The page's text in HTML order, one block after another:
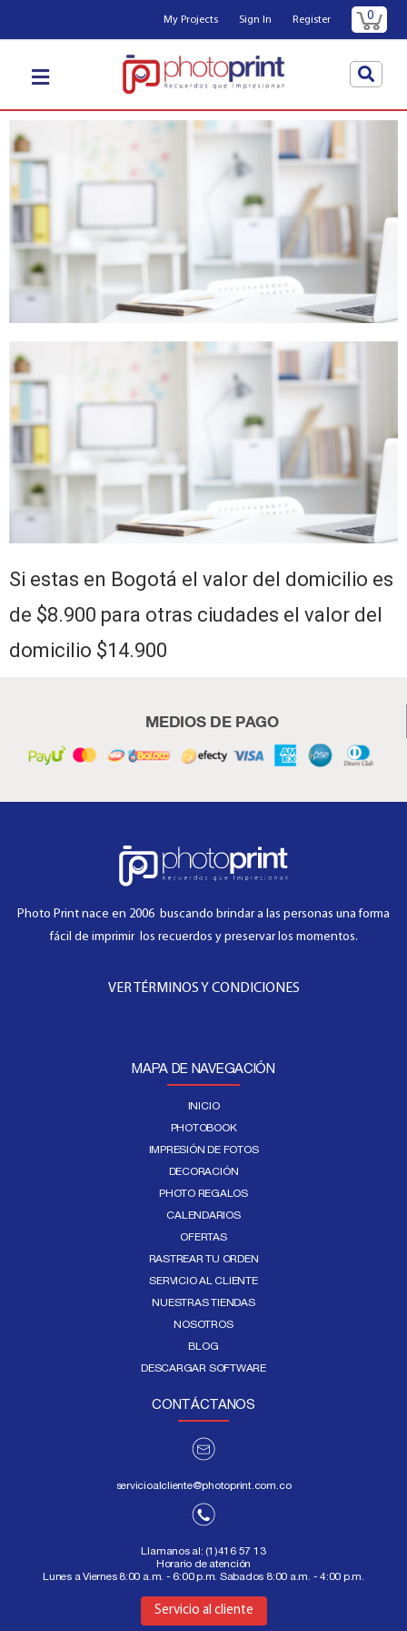
My Projects Sign In Register 0
Si estas en Bogotá el valor del domicilio es
de $8.900 para otras ciudades el valor del
domicilio $14.900
MEDIOS DE PAGO
Photo Print nace en 2006 buscando brindar a las personas una forma
fácil de imprimir los recuerdos y preservar los momentos.
VER TÉRMINOS Y CONDICIONES
MAPA DE NAVEGACIÓN
INICIO
PHOTOBOOK
IMPRESIÓN DE FOTOS
DECORACIÓN
PHOTO REGALOS
CALENDARIOS
OFERTAS
RASTREAR TU ORDEN
SERVICIO AL CLIENTE
NUESTRAS TIENDAS
NOSOTROS
BLOG
DESCARGAR SOFTWARE
CONTÁCTANOS
servicioalcliente@photoprint.com.co
Llamanos al: (1)416 57 13
Horario de atención
Lunes a Viernes 8:00 a.m. - 6:00 p.m. Sabados 8:00 a.m. - 4:00 p.m.
Servicio al cliente
Aquí